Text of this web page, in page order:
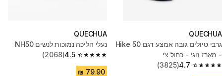
QUECHUA
גרבי טיולים גובה אמצע דגם Hike 50
- מארז זוגי - כחול צי
4.7
4.7 out of 5 stars from 3825 reviews
(3825)
QUECHUA
נעלי הליכה נמוכות לנשים NH50
4.5
4.5 out of 5 stars from 2068 reviews
(2068)